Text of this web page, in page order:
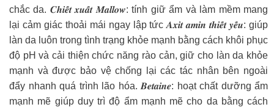
chắc da. 𝑪𝒉𝒊𝒆̂́𝒕 𝒙𝒖𝒂̂́𝒕 𝑴𝒂𝒍𝒍𝒐𝒘: tính giữ ẩm và làm mềm mang
lại cảm giác thoải mái ngay lập tức 𝑨𝒙𝒊𝒕 𝒂𝒎𝒊𝒏 𝒕𝒉𝒊𝒆̂́𝒕 𝒚𝒆̂́𝒖: giúp
làn da luôn trong tình trạng khỏe mạnh bằng cách khôi phục
độ pH và cải thiện chức năng rào cản, giữ cho làn da khỏe
mạnh và được bảo vệ chống lại các tác nhân bên ngoài
đẩy nhanh quá trình lão hóa. 𝑩𝒆𝒕𝒂𝒊𝒏𝒆: hoạt chất dưỡng ẩm
mạnh mẽ giúp duy trì độ ẩm mạnh mẽ cho da bằng cách